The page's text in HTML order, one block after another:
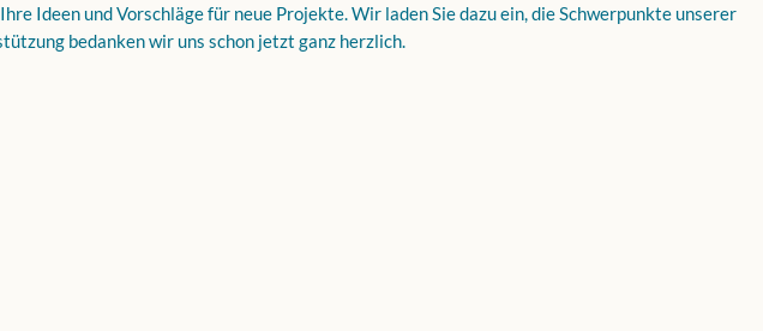
Ideen und Vorschläge für neue Projekte. Wir laden Sie dazu ein, die Schwerpunkte unserer
bedanken wir uns schon jetzt ganz herzlich.